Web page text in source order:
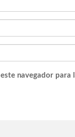
navegador para